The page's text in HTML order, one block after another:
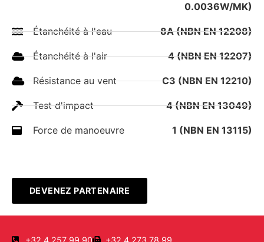
0.0036W/MK)
Étanchéité à l'eau 8A (NBN EN 12208)
Étanchéité à l'air 4 (NBN EN 12207)
Résistance au vent C3 (NBN EN 12210)
Test d'impact 4 (NBN EN 13049)
Force de manoeuvre 1 (NBN EN 13115)
DEVENEZ PARTENAIRE
+32 4 257 99 90 +32 4 273 78 99